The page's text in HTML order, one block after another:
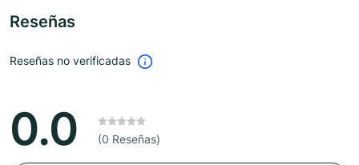
Reseñas
Reseñas no verificadas
0.0 (0 Reseñas)